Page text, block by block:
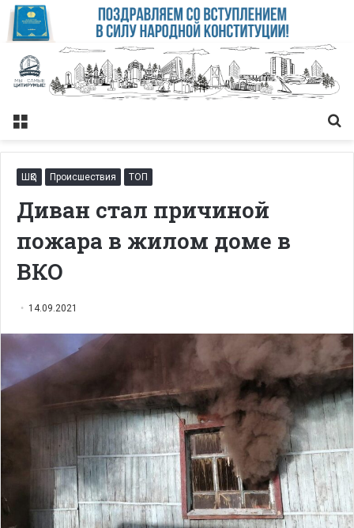
Меню
ШҚО Происшествия ТОП
Диван стал причиной
пожара в жилом доме в
ВКО
14.09.2021